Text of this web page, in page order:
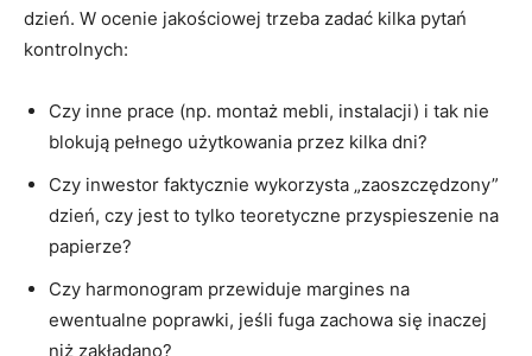
dzień. W ocenie jakościowej trzeba zadać kilka pytań
kontrolnych:
Czy inne prace (np. montaż mebli, instalacji) i tak nie
blokują pełnego użytkowania przez kilka dni?
Czy inwestor faktycznie wykorzysta „zaoszczędzony”
dzień, czy jest to tylko teoretyczne przyspieszenie na
papierze?
Czy harmonogram przewiduje margines na
ewentualne poprawki, jeśli fuga zachowa się inaczej
niż zakładano?